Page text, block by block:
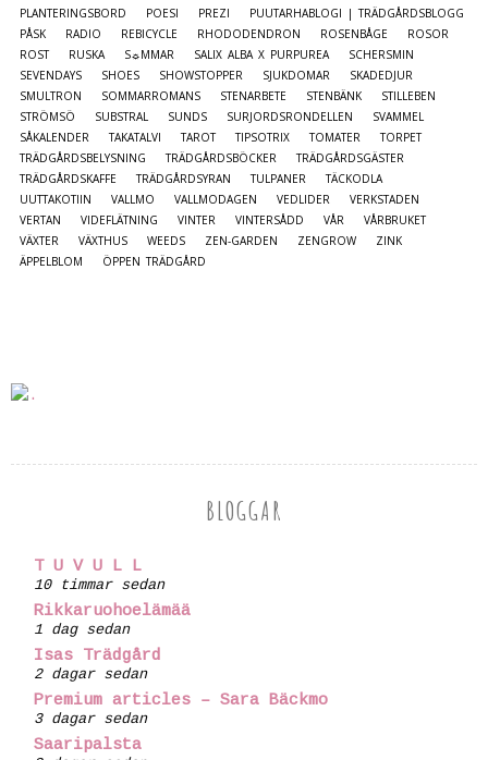
PLANTERINGSBORD
POESI PREZI
PUUTARHABLOGI | TRÄDGÅRDSBLOGG
PÅSK
RADIO REBICYCLE RHODODENDRON ROSENBÅGE
ROSOR
ROST
RUSKA S☼MMAR SALIX ALBA X PURPUREA
SCHERSMIN
SEVENDAYS
SHOES SHOWSTOPPER SJUKDOMAR
SKADEDJUR
SMULTRON
SOMMARROMANS STENARBETE STENBÄNK
STILLEBEN
STRÖMSÖ
SUBSTRAL SUNDS SURJORDSRONDELLEN
SVAMMEL
SÅKALENDER
TAKATALVI TAROT TIPSOTRIX TOMATER
TORPET
TRÄDGÅRDSBELYSNING
TRÄDGÅRDSBÖCKER
TRÄDGÅRDSGÄSTER
TRÄDGÅRDSKAFFE
TRÄDGÅRDSYRAN TULPANER
TÄCKODLA
UUTTAKOTIIN
VALLMO VALLMODAGEN VEDLIDER
VERKSTADEN
VERTAN
VIDEFLÄTNING VINTER VINTERSÅDD VÅR
VÅRBRUKET
VÄXTER
VÄXTHUS WEEDS ZEN-GARDEN ZENGROW
ZINK
ÄPPELBLOM
ÖPPEN TRÄDGÅRD
BLOGGAR
T U V U L L
10 timmar sedan
Rikkaruohoelämää
1 dag sedan
Isas Trädgård
2 dagar sedan
Premium articles – Sara Bäckmo
3 dagar sedan
Saaripalsta